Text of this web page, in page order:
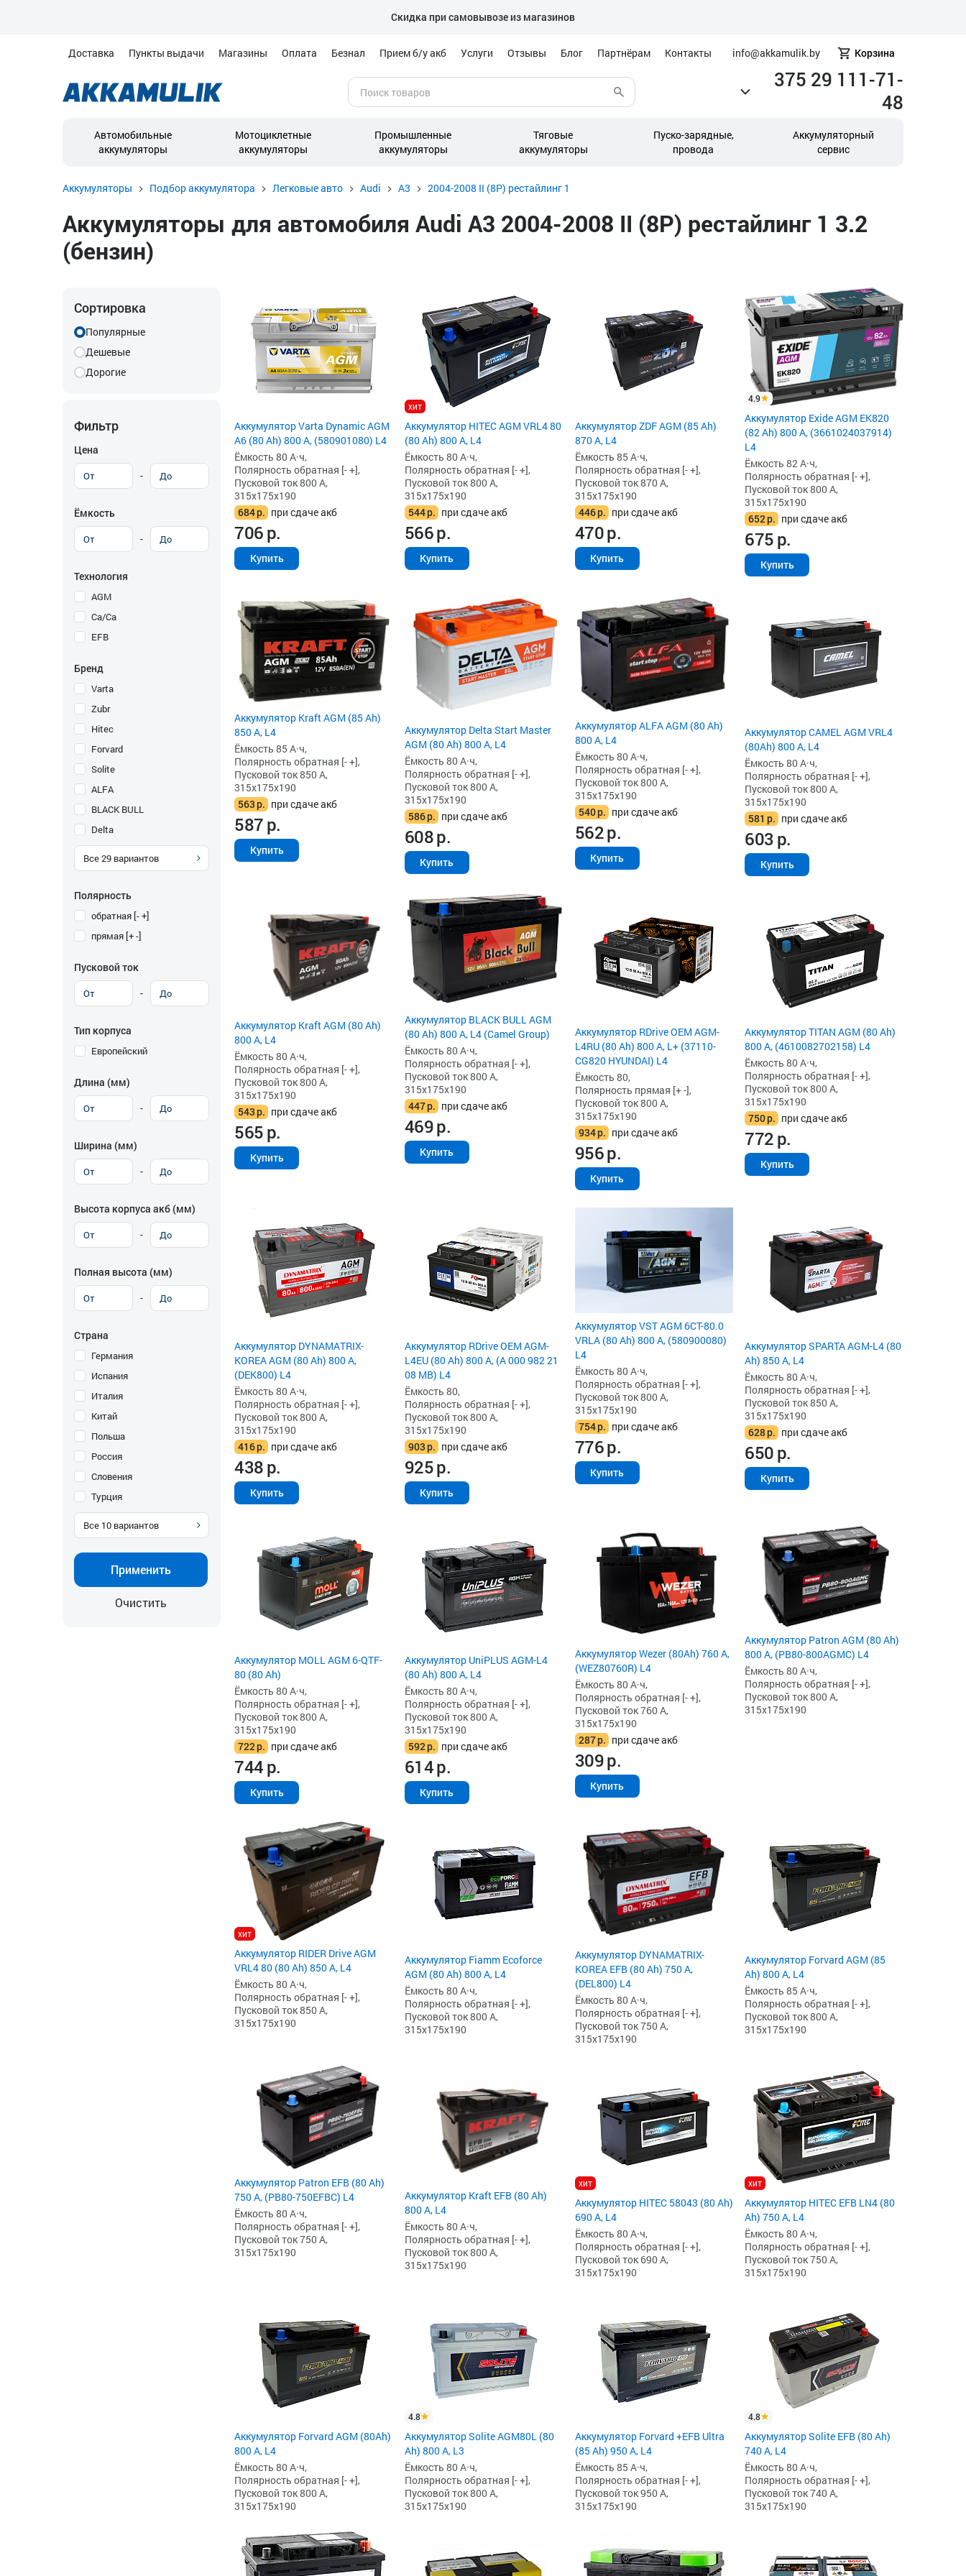
Скидка при самовывозе из магазинов
Доставка Пункты выдачи Магазины Оплата Безнал Прием б/у акб Услуги Отзывы Блог Партнёрам Контакты info@akkamulik.by Корзина
375 29 111-71-
48
Автомобильные
аккумуляторы
Мотоциклетные
аккумуляторы
Промышленные
аккумуляторы
Тяговые
аккумуляторы
Пуско-зарядные,
провода
Аккумуляторный
сервис
Аккумуляторы Подбор аккумулятора Легковые авто Audi A3 2004-2008 II (8P) рестайлинг 1
Аккумуляторы для автомобиля Audi A3 2004-2008 II (8P) рестайлинг 1 3.2
(бензин)
Сортировка
Популярные
Дешевые
Дорогие
Фильтр
Цена
-
Ёмкость
-
Технология
AGM
Ca/Ca
EFB
Бренд
Varta
Zubr
Hitec
Forvard
Solite
ALFA
BLACK BULL
Delta
Все29 вариантов
Полярность
обратная [- +]
прямая [+ -]
Пусковой ток
-
Тип корпуса
Европейский
Длина (мм)
-
Ширина (мм)
-
Высота корпуса акб (мм)
-
Полная высота (мм)
-
Страна
Германия
Испания
Италия
Китай
Польша
Россия
Словения
Турция
Все 10 вариантов
Применить
Очистить
Аккумулятор Varta Dynamic AGM
A6 (80 Ah) 800 А, (580901080) L4
Ёмкость 80 А·ч,
Полярность обратная [- +],
Пусковой ток 800 А,
315x175x190
684р. при сдаче акб
706р.
Купить
хит
Аккумулятор HITEC AGM VRL4 80
(80 Ah) 800 А, L4
Ёмкость 80 А·ч,
Полярность обратная [- +],
Пусковой ток 800 А,
315x175x190
544р. при сдаче акб
566р.
Купить
Аккумулятор ZDF AGM (85 Ah)
870 А, L4
Ёмкость 85 А·ч,
Полярность обратная [- +],
Пусковой ток 870 А,
315x175x190
446р. при сдаче акб
470р.
Купить
4.9
Аккумулятор Exide AGM EK820
(82 Ah) 800 А, (3661024037914)
L4
Ёмкость 82 А·ч,
Полярность обратная [- +],
Пусковой ток 800 А,
315x175x190
652р. при сдаче акб
675р.
Купить
Аккумулятор Kraft AGM (85 Ah)
850 А, L4
Ёмкость 85 А·ч,
Полярность обратная [- +],
Пусковой ток 850 А,
315x175x190
563р. при сдаче акб
587р.
Купить
Аккумулятор Delta Start Master
AGM (80 Ah) 800 А, L4
Ёмкость 80 А·ч,
Полярность обратная [- +],
Пусковой ток 800 А,
315x175x190
586р. при сдаче акб
608р.
Купить
Аккумулятор ALFA AGM (80 Ah)
800 А, L4
Ёмкость 80 А·ч,
Полярность обратная [- +],
Пусковой ток 800 А,
315x175x190
540р. при сдаче акб
562р.
Купить
Аккумулятор CAMEL AGM VRL4
(80Ah) 800 А, L4
Ёмкость 80 А·ч,
Полярность обратная [- +],
Пусковой ток 800 А,
315x175x190
581 р. при сдаче акб
603р.
Купить
Аккумулятор Kraft AGM (80 Ah)
800 А, L4
Ёмкость 80 А·ч,
Полярность обратная [- +],
Пусковой ток 800 А,
315x175x190
543р. при сдаче акб
565р.
Купить
Аккумулятор BLACK BULL AGM
(80 Ah) 800 А, L4 (Camel Group)
Ёмкость 80 А·ч,
Полярность обратная [- +],
Пусковой ток 800 А,
315x175x190
447р. при сдаче акб
469р.
Купить
Аккумулятор RDrive OEM AGM-
L4RU (80 Ah) 800 А, L+ (37110-
CG820 HYUNDAI) L4
Ёмкость 80,
Полярность прямая [+ -],
Пусковой ток 800 А,
315x175x190
934р. при сдаче акб
956р.
Купить
Аккумулятор TITAN AGM (80 Ah)
800 А, (4610082702158) L4
Ёмкость 80 А·ч,
Полярность обратная [- +],
Пусковой ток 800 А,
315x175x190
750р. при сдаче акб
772р.
Купить
Аккумулятор DYNAMATRIX-
KOREA AGM (80 Ah) 800 А,
(DEK800) L4
Ёмкость 80 А·ч,
Полярность обратная [- +],
Пусковой ток 800 А,
315x175x190
416р. при сдаче акб
438р.
Купить
Аккумулятор RDrive OEM AGM-
L4EU (80 Ah) 800 А, (A 000 982 21
08 MB) L4
Ёмкость 80,
Полярность обратная [- +],
Пусковой ток 800 А,
315x175x190
903р. при сдаче акб
925р.
Купить
Аккумулятор VST AGM 6СТ-80.0
VRLA (80 Ah) 800 А, (580900080)
L4
Ёмкость 80 А·ч,
Полярность обратная [- +],
Пусковой ток 800 А,
315x175x190
754р. при сдаче акб
776р.
Купить
Аккумулятор SPARTA AGM-L4 (80
Ah) 850 А, L4
Ёмкость 80 А·ч,
Полярность обратная [- +],
Пусковой ток 850 А,
315x175x190
628р. при сдаче акб
650р.
Купить
Аккумулятор MOLL AGM 6-QTF-
80 (80 Ah)
Ёмкость 80 А·ч,
Полярность обратная [- +],
Пусковой ток 800 А,
315x175x190
722р. при сдаче акб
744р.
Купить
Аккумулятор UniPLUS AGM-L4
(80 Ah) 800 А, L4
Ёмкость 80 А·ч,
Полярность обратная [- +],
Пусковой ток 800 А,
315x175x190
592р. при сдаче акб
614р.
Купить
Аккумулятор Wezer (80Ah) 760 А,
(WEZ80760R) L4
Ёмкость 80 А·ч,
Полярность обратная [- +],
Пусковой ток 760 А,
315x175x190
287р. при сдаче акб
309р.
Купить
Аккумулятор Patron AGM (80 Ah)
800 А, (PB80-800AGMC) L4
Ёмкость 80 А·ч,
Полярность обратная [- +],
Пусковой ток 800 А,
315x175x190
хит
Аккумулятор RIDER Drive AGM
VRL4 80 (80 Ah) 850 А, L4
Ёмкость 80 А·ч,
Полярность обратная [- +],
Пусковой ток 850 А,
315x175x190
Аккумулятор Fiamm Ecoforce
AGM (80 Ah) 800 А, L4
Ёмкость 80 А·ч,
Полярность обратная [- +],
Пусковой ток 800 А,
315x175x190
Аккумулятор DYNAMATRIX-
KOREA EFB (80 Ah) 750 А,
(DEL800) L4
Ёмкость 80 А·ч,
Полярность обратная [- +],
Пусковой ток 750 А,
315x175x190
Аккумулятор Forvard AGM (85
Ah) 800 А, L4
Ёмкость 85 А·ч,
Полярность обратная [- +],
Пусковой ток 800 А,
315x175x190
Аккумулятор Patron EFB (80 Ah)
750 А, (PB80-750EFBC) L4
Ёмкость 80 А·ч,
Полярность обратная [- +],
Пусковой ток 750 А,
315x175x190
Аккумулятор Kraft EFB (80 Ah)
800 А, L4
Ёмкость 80 А·ч,
Полярность обратная [- +],
Пусковой ток 800 А,
315x175x190
хит
Аккумулятор HITEC 58043 (80 Ah)
690 А, L4
Ёмкость 80 А·ч,
Полярность обратная [- +],
Пусковой ток 690 А,
315x175x190
хит
Аккумулятор HITEC EFB LN4 (80
Ah) 750 А, L4
Ёмкость 80 А·ч,
Полярность обратная [- +],
Пусковой ток 750 А,
315x175x190
Аккумулятор Forvard AGM (80Ah)
800 А, L4
Ёмкость 80 А·ч,
Полярность обратная [- +],
Пусковой ток 800 А,
315x175x190
4.8
Аккумулятор Solite AGM80L (80
Ah) 800 А, L3
Ёмкость 80 А·ч,
Полярность обратная [- +],
Пусковой ток 800 А,
315x175x190
Аккумулятор Forvard +EFB Ultra
(85 Ah) 950 А, L4
Ёмкость 85 А·ч,
Полярность обратная [- +],
Пусковой ток 950 А,
315x175x190
4.8
Аккумулятор Solite EFB (80 Ah)
740 А, L4
Ёмкость 80 А·ч,
Полярность обратная [- +],
Пусковой ток 740 А,
315x175x190